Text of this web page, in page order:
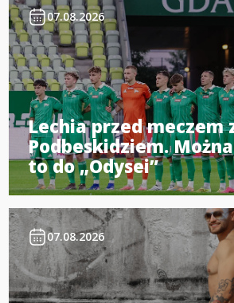
07.08.2026
Lechia przed meczem
Podbeskidziem.
to do „Odysei”
07.08.2026